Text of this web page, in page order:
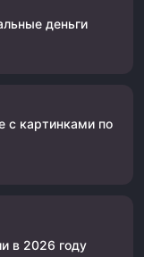
деньги
с картинками по
в 2026 году